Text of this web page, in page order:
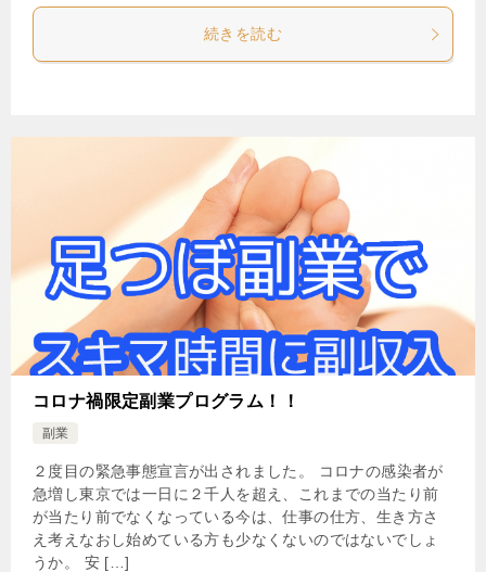
続きを読む
コロナ禍限定副業プログラム！！
副業
２度目の緊急事態宣言が出されました。 コロナの感染者が
急増し東京では一日に２千人を超え、これまでの当たり前
が当たり前でなくなっている今は、仕事の仕方、生き方さ
え考えなおし始めている方も少なくないのではないでしょ
うか。 安 […]